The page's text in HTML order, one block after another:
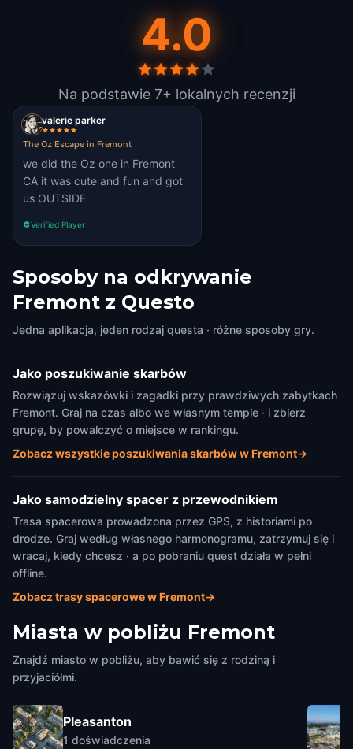
4.0
Na podstawie 7+ lokalnych recenzji
valerie parker
The Oz Escape in Fremont
we did the Oz one in Fremont
CA it was cute and fun and got
us OUTSIDE
Verified Player
Sposoby na odkrywanie
Fremont z Questo
Jedna aplikacja, jeden rodzaj questa · różne sposoby gry.
Jako poszukiwanie skarbów
Rozwiązuj wskazówki i zagadki przy prawdziwych zabytkach
Fremont. Graj na czas albo we własnym tempie · i zbierz
grupę, by powalczyć o miejsce w rankingu.
Zobacz wszystkie poszukiwania skarbów w Fremont→
Jako samodzielny spacer z przewodnikiem
Trasa spacerowa prowadzona przez GPS, z historiami po
drodze. Graj według własnego harmonogramu, zatrzymuj się i
wracaj, kiedy chcesz · a po pobraniu quest działa w pełni
offline.
Zobacz trasy spacerowe w Fremont→
Miasta w pobliżu Fremont
Znajdź miasto w pobliżu, aby bawić się z rodziną i
przyjaciółmi.
Pleasanton
1 doświadczenia